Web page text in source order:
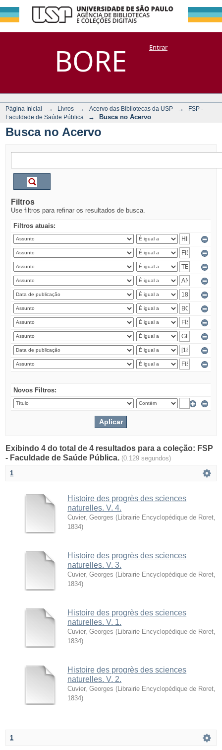
BORE
Busca no Acervo
DSpace/Manakin + CoriscoEntrar
Página Inicial → Livros → Acervo das Bibliotecas da USP →
FSP -
Faculdade de Saúde Pública
→ Busca no Acervo
Busca no Acervo
Filtros
Use filtros para refinar os resultados de busca.
Filtros atuais:
Novos Filtros:
Exibindo 4 do total de 4 resultados para a coleção: FSP
- Faculdade de Saúde Pública. (0.129 segundos)
1
Histoire des progrès des sciences
naturelles. V. 4.
Cuvier, Georges ( Librairie Encyclopédique de Roret
1834)
Histoire des progrès des sciences
naturelles. V. 3.
Cuvier, Georges ( Librairie Encyclopédique de Roret
1834)
Histoire des progrès des sciences
naturelles. V. 1.
Cuvier, Georges ( Librairie Encyclopédique de Roret
1834)
Histoire des progrès des sciences
naturelles. V. 2.
Cuvier, Georges ( Librairie Encyclopédique de Roret
1834)
1